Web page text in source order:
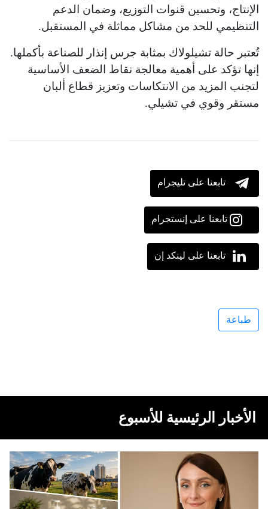
الإنتاج، وتحسين قنوات التوزيع، وضمان الدعم
التنظيمي للحد من مشاكل مماثلة في المستقبل.
تُعتبر حالة تشيلولاك بمثابة جرس إنذار للصناعة بأكملها.
إنها تؤكد على أهمية معالجة نقاط الضعف الأساسية
لتجنب المزيد من الانتكاسات وتعزيز قطاع ألبان
مستقر وقوي في تشيلي.
تابعنا على تليجرام
تابعنا على إنستجرام
تابعنا على لينكد إن
طباعة
الأخبار الرئيسية للأسبوع